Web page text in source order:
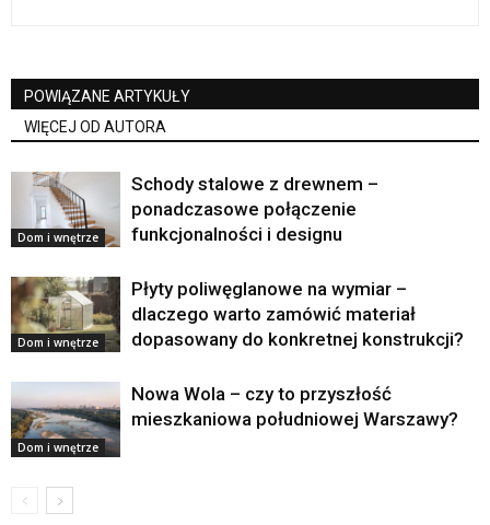
POWIĄZANE ARTYKUŁY
WIĘCEJ OD AUTORA
Dom i wnętrze
Schody stalowe z drewnem –
ponadczasowe połączenie
funkcjonalności i designu
Dom i wnętrze
Płyty poliwęglanowe na wymiar –
dlaczego warto zamówić materiał
dopasowany do konkretnej konstrukcji?
Dom i wnętrze
Nowa Wola – czy to przyszłość
mieszkaniowa południowej Warszawy?